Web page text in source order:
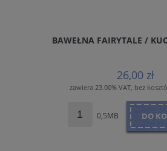
BAWEŁNA FAIRYTALE /
26,00 zł
zawiera 23.00% VAT, bez
0,5MB DO